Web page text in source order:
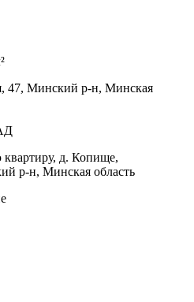
47, Минский р-н, Минская
квартиру, д. Копище,
р-н, Минская область